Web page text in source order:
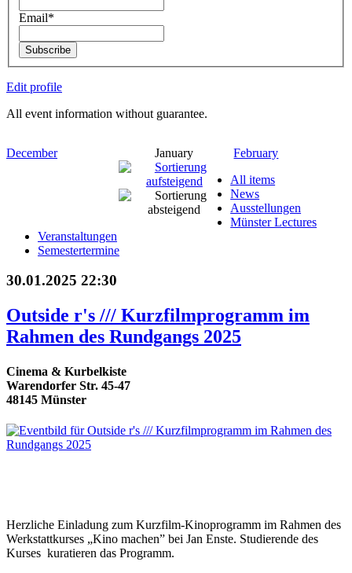
Email*
Subscribe
Edit profile
All event information without guarantee.
December January
February
All items
News
Ausstellungen
Münster Lectures
Veranstaltungen
Semestertermine
30.01.2025 22:30
Outside r's /// Kurzfilmprogramm im
Rahmen des Rundgangs 2025
Cinema & Kurbelkiste
Warendorfer Str. 45-47
48145 Münster
Herzliche Einladung zum Kurzfilm-Kinoprogramm im Rahmen des
Werkstattkurses „Kino machen” bei Jan Enste. Studierende des
Kurses kuratieren das Programm.